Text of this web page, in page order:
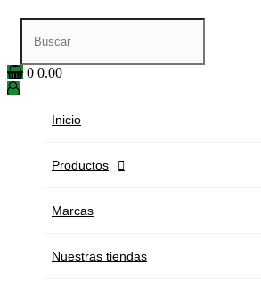
0 0.00
Inicio
Productos 
Marcas
Nuestras tiendas